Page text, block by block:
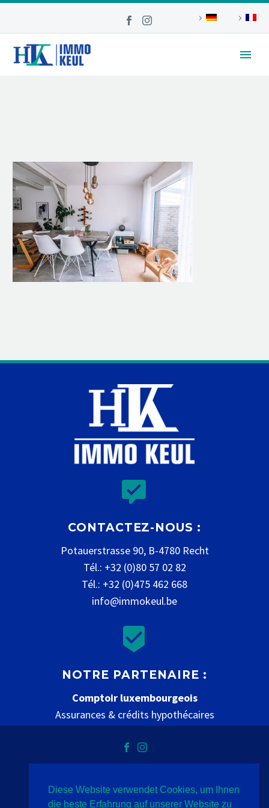


CONTACTEZ-NOUS :
Potauerstrasse 90, B-4780 Recht
Tél.: +32 (0)80 57 02 82
Tél.: +32 (0)475 462 668
info@immokeul.be


NOTRE PARTENAIRE :
Comptoir luxembourgeois
Assurances & crédits hypothécaires
Datenschutz Impressum Kontakt
Diese Website verwendet Cookies, um Ihnen
die beste Erfahrung auf unserer Website zu